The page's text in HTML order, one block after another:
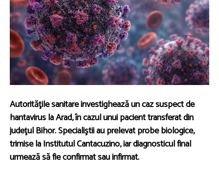
Autorităţile sanitare investighează un caz suspect de
hantavirus la Arad, în cazul unui pacient transferat din
judeţul Bihor. Specialiştii au prelevat probe biologice,
trimise la Institutul Cantacuzino, iar diagnosticul final
urmează să fie confirmat sau infirmat.